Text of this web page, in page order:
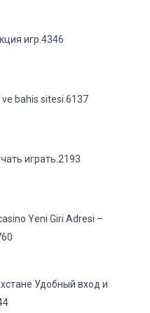
игр.4346
bahis sitesi.6137
играть.2193
Yeni Giri Adresi –
Удобный вход и